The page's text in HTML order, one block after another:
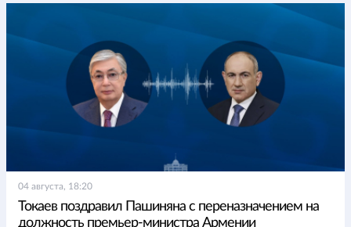
04 августа, 18:20
Токаев поздравил Пашиняна с переназначением на
должность премьер-министра Армении